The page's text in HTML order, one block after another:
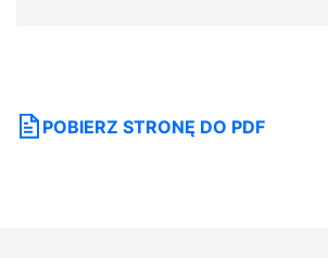
POBIERZ STRONĘ DO PDF